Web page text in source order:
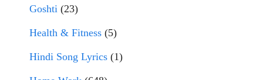
Goshti (23)
Health & Fitness (5)
Hindi Song Lyrics (1)